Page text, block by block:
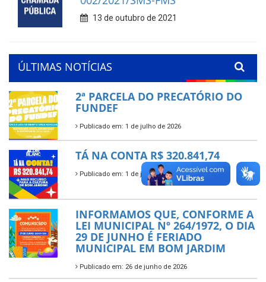
13 de outubro de 2021
ÚLTIMAS NOTÍCIAS
2ª PARCELA DO PRECATÓRIO DO
FUNDEF
Publicado em: 1 de julho de 2026
TÁ NA CONTA R$ 320.841,74
Publicado em: 1 de julho de 2026
INFORMAMOS QUE, CONFORME A
LEI MUNICIPAL Nº 264/1972, O DIA
29 DE JUNHO É FERIADO
MUNICIPAL EM BOM JARDIM
Publicado em: 26 de junho de 2026